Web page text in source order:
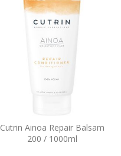
Cutrin Ainoa Repair Balsam
200 / 1000ml